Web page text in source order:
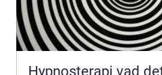
Hypnosterapi vad det Är, hur det